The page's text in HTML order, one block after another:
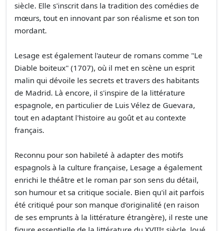
siècle. Elle s'inscrit dans la tradition des comédies de
mœurs, tout en innovant par son réalisme et son ton
mordant.
Lesage est également l'auteur de romans comme "Le
Diable boiteux" (1707), où il met en scène un esprit
malin qui dévoile les secrets et travers des habitants
de Madrid. Là encore, il s'inspire de la littérature
espagnole, en particulier de Luis Vélez de Guevara,
tout en adaptant l'histoire au goût et au contexte
français.
Reconnu pour son habileté à adapter des motifs
espagnols à la culture française, Lesage a également
enrichi le théâtre et le roman par son sens du détail,
son humour et sa critique sociale. Bien qu'il ait parfois
été critiqué pour son manque d'originalité (en raison
de ses emprunts à la littérature étrangère), il reste une